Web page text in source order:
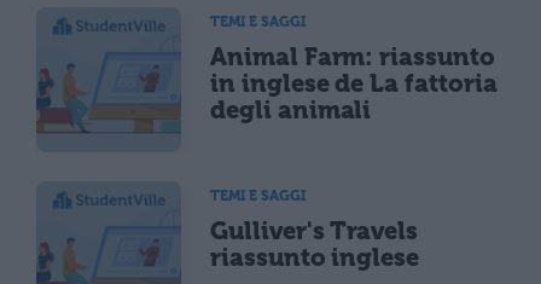
TEMI E SAGGI
Animal Farm: riassunto
in inglese de La fattoria
degli animali
TEMI E SAGGI
Gulliver's Travels
riassunto inglese